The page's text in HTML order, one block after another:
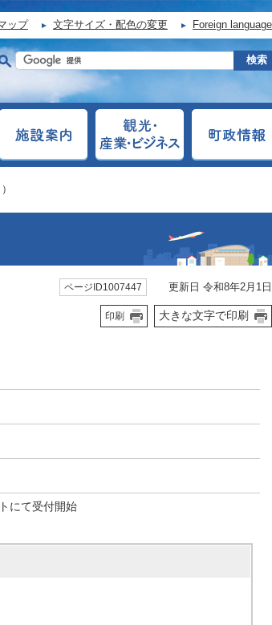
ップ 文字サイズ・配色の変更 Foreign language
ページID1007447 更新日 令和8年2月1日
印刷 大きな文字で印刷
にて受付開始